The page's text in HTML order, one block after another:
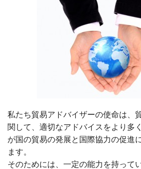
私たち貿易アドバイザーの使命は、
関して、適切なアドバイスをより多
が国の貿易の発展と国際協力の促進
ます。
そのためには、一定の能力を持って